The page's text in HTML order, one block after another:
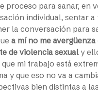
proceso para sanar, en
individual, sentar a
la conversación para
a mí no me
de violencia sexual y
mi trabajo está
y que eso no va a
bien distintas a